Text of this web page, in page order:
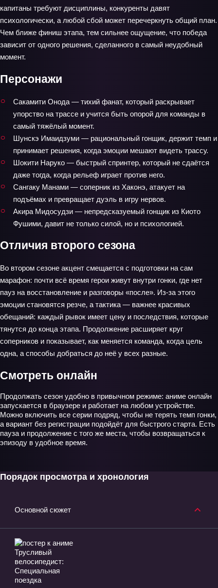
капитаны требуют дисциплины, конкуренты давят
психологически, а любой сбой может перечеркнуть общий план.
Чем ближе финиш этапа, тем сильнее ощущение, что победа
зависит от одного решения, сделанного в самый неудобный
момент.
Персонажи
Сакамити Онода — тихий фанат, который раскрывает
упорство на трассе и учится быть опорой для команды в
самый тяжёлый момент.
Шунскэ Имаидзуми — рациональный гонщик, держит темп и
принимает решения, когда эмоции мешают видеть трассу.
Шокити Наруко — быстрый спринтер, который не сдаётся
даже тогда, когда рельеф играет против него.
Сангаку Манами — соперник из Хаконэ, атакует на
подъёмах и превращает дуэль в игру нервов.
Акира Мидосудзи — непредсказуемый гонщик из Киото
Фушими, давит не только силой, но и психологией.
Отличия второго сезона
Во втором сезоне акцент смещается с подготовки на сам
марафон: почти всё время герои живут внутри гонки, где нет
пауз на восстановление и разговоры «после». Из-за этого
эмоции становятся резче, а тактика — важнее красивых
обещаний: каждый рывок имеет цену и последствия, которые
тянутся до конца этапа. Продолжение расширяет круг
соперников и показывает, как меняется команда, когда цель
одна, а способы добраться до неё у всех разные.
Смотреть онлайн
Продолжать сезон удобно в привычном режиме: аниме онлайн
запускается в браузере и работает на любом устройстве.
Можно включить все серии подряд, чтобы не терять темп гонки,
а вариант без регистрации подойдёт для быстрого старта. Есть
пауза и продолжение с того же места, чтобы возвращаться к
эпизоду в удобное время.
Порядок просмотра и хронология
Основной сюжет